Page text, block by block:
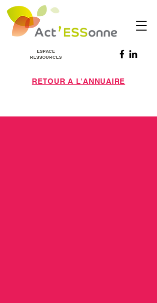
ESPACE
RESSOURCES
RETOUR A L'ANNUAIRE